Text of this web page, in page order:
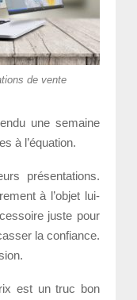
de vente
une semaine
à l’équation.
présentations.
à l’objet lui-
juste pour
la confiance.
est un truc bon